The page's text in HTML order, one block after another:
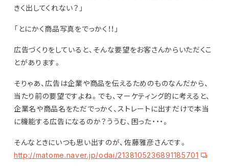
きく出してくれない？」
「とにかく商品写真をでっかく！！」
広告づくりをしていると、そんな要望をお客さんからいただくこ
とがあります。
そりゃあ、広告は企業や商品を伝えるためのものなんだから、
当たり前の要望ですよね。でも、マーケティング的に考えると、
企業名や商品名をただでっかく、ストレートに出すだけで本当
に機能する広告になるのか？ううむ、困った・・・。
そんなときにいつも思い出すのが、佐藤雅彦さんです。
http://matome.naver.jp/odai/2138105236891185701